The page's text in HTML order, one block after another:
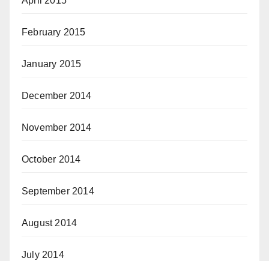
February 2015
January 2015
December 2014
November 2014
October 2014
September 2014
August 2014
July 2014